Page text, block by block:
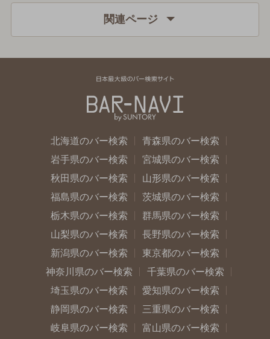
関連ページ
北海道のバー検索
青森県のバー検索
岩手県のバー検索
宮城県のバー検索
秋田県のバー検索
山形県のバー検索
福島県のバー検索
茨城県のバー検索
栃木県のバー検索
群馬県のバー検索
山梨県のバー検索
長野県のバー検索
新潟県のバー検索
東京都のバー検索
神奈川県のバー検索
千葉県のバー検索
埼玉県のバー検索
愛知県のバー検索
静岡県のバー検索
三重県のバー検索
岐阜県のバー検索
富山県のバー検索